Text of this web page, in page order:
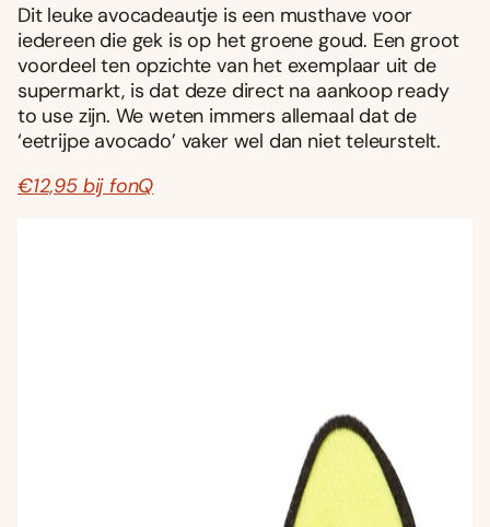
Dit leuke avocadeautje is een musthave voor
iedereen die gek is op het groene goud. Een groot
voordeel ten opzichte van het exemplaar uit de
supermarkt, is dat deze direct na aankoop ready
to use zijn. We weten immers allemaal dat de
‘eetrijpe avocado’ vaker wel dan niet teleurstelt.
€12,95 bij fonQ